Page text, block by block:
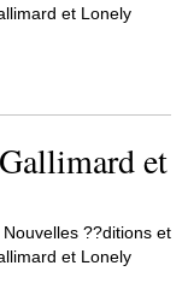
et Lonely
et
??ditions et
et Lonely